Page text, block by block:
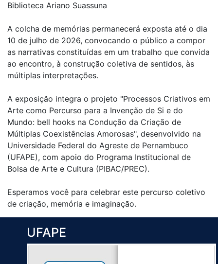
Biblioteca Ariano Suassuna
A colcha de memórias permanecerá exposta até o dia
10 de julho de 2026, convocando o público a compor
as narrativas constituídas em um trabalho que convida
ao encontro, à construção coletiva de sentidos, às
múltiplas interpretações.
A exposição integra o projeto "Processos Criativos em
Arte como Percurso para a Invenção de Si e do
Mundo: bell hooks na Condução da Criação de
Múltiplas Coexistências Amorosas", desenvolvido na
Universidade Federal do Agreste de Pernambuco
(UFAPE), com apoio do Programa Institucional de
Bolsa de Arte e Cultura (PIBAC/PREC).
Esperamos você para celebrar este percurso coletivo
de criação, memória e imaginação.
UFAPE